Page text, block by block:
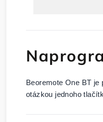
Beoremote One BT
otázkou jednoho